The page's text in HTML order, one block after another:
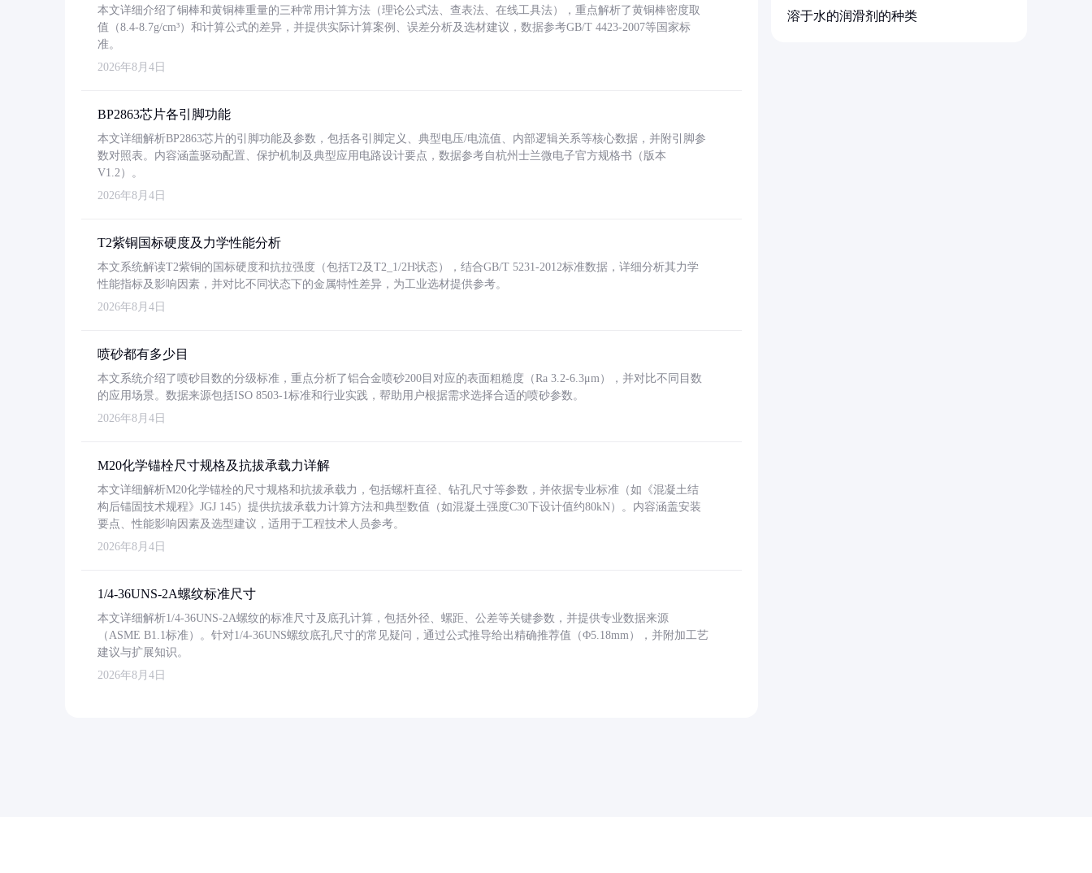
本文详细介绍了铜棒和黄铜棒重量的三种常用计算方法（理论公式法、查表法、在线工具法），重点解析了黄铜棒密度取
值（8.4-8.7g/cm³）和计算公式的差异，并提供实际计算案例、误差分析及选材建议，数据参考GB/T 4423-2007等国家标
准。
2026年8月4日
BP2863芯片各引脚功能
本文详细解析BP2863芯片的引脚功能及参数，包括各引脚定义、典型电压/电流值、内部逻辑关系等核心数据，并附引脚参
数对照表。内容涵盖驱动配置、保护机制及典型应用电路设计要点，数据参考自杭州士兰微电子官方规格书（版本
V1.2）。
2026年8月4日
T2紫铜国标硬度及力学性能分析
本文系统解读T2紫铜的国标硬度和抗拉强度（包括T2及T2_1/2H状态），结合GB/T 5231-2012标准数据，详细分析其力学
性能指标及影响因素，并对比不同状态下的金属特性差异，为工业选材提供参考。
2026年8月4日
喷砂都有多少目
本文系统介绍了喷砂目数的分级标准，重点分析了铝合金喷砂200目对应的表面粗糙度（Ra 3.2-6.3μm），并对比不同目数
的应用场景。数据来源包括ISO 8503-1标准和行业实践，帮助用户根据需求选择合适的喷砂参数。
2026年8月4日
M20化学锚栓尺寸规格及抗拔承载力详解
本文详细解析M20化学锚栓的尺寸规格和抗拔承载力，包括螺杆直径、钻孔尺寸等参数，并依据专业标准（如《混凝土结
构后锚固技术规程》JGJ 145）提供抗拔承载力计算方法和典型数值（如混凝土强度C30下设计值约80kN）。内容涵盖安装
要点、性能影响因素及选型建议，适用于工程技术人员参考。
2026年8月4日
1/4-36UNS-2A螺纹标准尺寸
本文详细解析1/4-36UNS-2A螺纹的标准尺寸及底孔计算，包括外径、螺距、公差等关键参数，并提供专业数据来源
（ASME B1.1标准）。针对1/4-36UNS螺纹底孔尺寸的常见疑问，通过公式推导给出精确推荐值（Φ5.18mm），并附加工艺
建议与扩展知识。
2026年8月4日
溶于水的润滑剂的种类